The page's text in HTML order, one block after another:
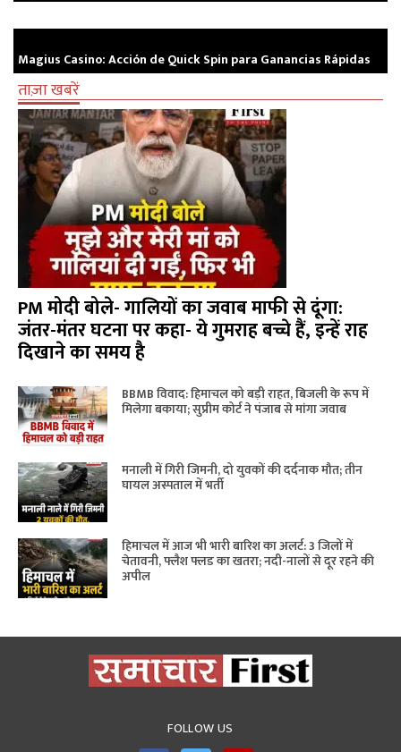
Magius Casino: Acción de Quick Spin para Ganancias Rápidas
ताज़ा खबरें
PM मोदी बोले- गालियों का जवाब माफी से दूंगा:
जंतर-मंतर घटना पर कहा- ये गुमराह बच्चे हैं, इन्हें राह
दिखाने का समय है
BBMB विवाद: हिमाचल को बड़ी राहत, बिजली के रूप में
मिलेगा बकाया; सुप्रीम कोर्ट ने पंजाब से मांगा जवाब
मनाली में गिरी जिमनी, दो युवकों की दर्दनाक मौत; तीन
घायल अस्पताल में भर्ती
हिमाचल में आज भी भारी बारिश का अलर्ट: 3 जिलों में
चेतावनी, फ्लैश फ्लड का खतरा; नदी-नालों से दूर रहने की
अपील
FOLLOW US